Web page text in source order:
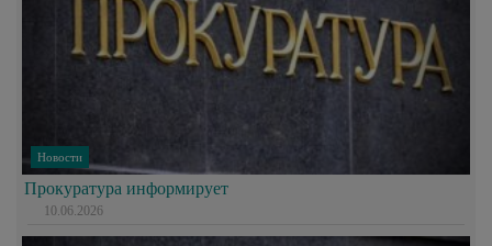
Новости
Прокуратура информирует
10.06.2026